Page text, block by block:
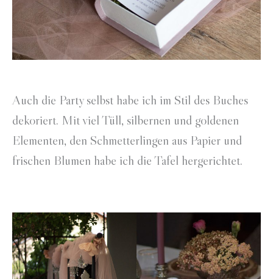
Auch die Party selbst habe ich im Stil des Buches
dekoriert. Mit viel Tüll, silbernen und goldenen
Elementen, den Schmetterlingen aus Papier und
frischen Blumen habe ich die Tafel hergerichtet.